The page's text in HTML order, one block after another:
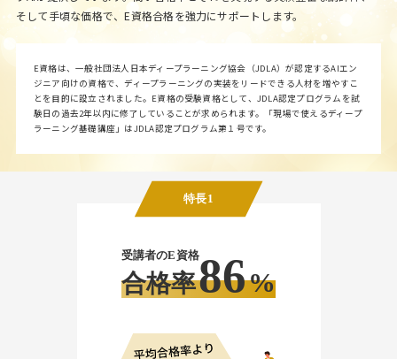
そして手頃な価格で、E資格合格を強力にサポートします。
E資格は、一般社団法人日本ディープラーニング協会（JDLA）が認定するAIエン
ジニア向けの資格で、ディープラーニングの実装をリードできる人材を増やすこ
とを目的に設立されました。E資格の受験資格として、JDLA認定プログラムを試
験日の過去2年以内に修了していることが求められます。「現場で使えるディープ
ラーニング基礎講座」はJDLA認定プログラム第１号です。
特長1
受講者のE資格
合格率86%